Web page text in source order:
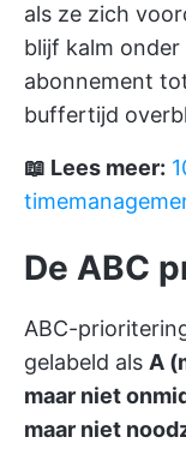
als ze zich
blijf kalm
abonnement
buffertijd
📖 Lees meer:
De ABC
ABC-
gelabeld als A
maar niet
maar niet